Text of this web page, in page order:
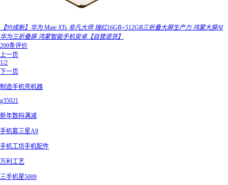
【99成新】华为 Mate XTs 非凡大师 瑞红16GB+512GB三折叠大屏生产力 鸿蒙大屏AI
华为三折叠屏 鸿蒙智能手机安卓【自营退货】
200条评价
上一页
1/2
下一页
制造手机壳机器
g35021
新年数码满减
手机套三星A9
手机工坊手机配件
万利工艺
三手机星5009